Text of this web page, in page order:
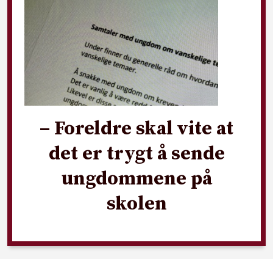
– Foreldre skal vite at
det er trygt å sende
ungdommene på
skolen